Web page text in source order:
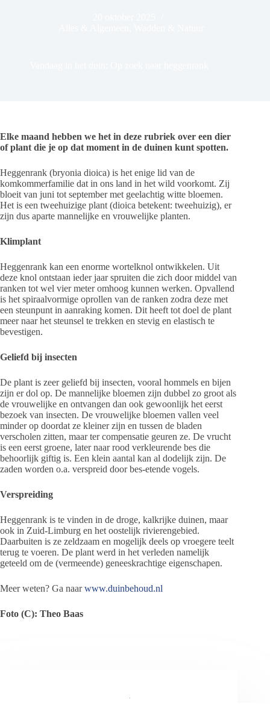
Elke maand hebben we het in deze rubriek over een dier
of plant die je op dat moment in de duinen kunt spotten.
Heggenrank (bryonia dioica) is het enige lid van de
komkommerfamilie dat in ons land in het wild voorkomt. Zij
bloeit van juni tot september met geelachtig witte bloemen.
Het is een tweehuizige plant (dioica betekent: tweehuizig), er
zijn dus aparte mannelijke en vrouwelijke planten.
Klimplant
Heggenrank kan een enorme wortelknol ontwikkelen. Uit
deze knol ontstaan ieder jaar spruiten die zich door middel van
ranken tot wel vier meter omhoog kunnen werken. Opvallend
is het spiraalvormige oprollen van de ranken zodra deze met
een steunpunt in aanraking komen. Dit heeft tot doel de plant
meer naar het steunsel te trekken en stevig en elastisch te
bevestigen.
Geliefd bij insecten
De plant is zeer geliefd bij insecten, vooral hommels en bijen
zijn er dol op. De mannelijke bloemen zijn dubbel zo groot als
de vrouwelijke en ontvangen dan ook gewoonlijk het eerst
bezoek van insecten. De vrouwelijke bloemen vallen veel
minder op doordat ze kleiner zijn en tussen de bladen
verscholen zitten, maar ter compensatie geuren ze. De vrucht
is een eerst groene, later naar rood verkleurende bes die
behoorlijk giftig is. Een klein aantal kan al dodelijk zijn. De
zaden worden o.a. verspreid door bes-etende vogels.
Verspreiding
Heggenrank is te vinden in de droge, kalkrijke duinen, maar
ook in Zuid-Limburg en het oostelijk rivierengebied.
Daarbuiten is ze zeldzaam en mogelijk deels op vroegere teelt
terug te voeren. De plant werd in het verleden namelijk
geteeld om de (vermeende) geneeskrachtige eigenschapen.
Meer weten? Ga naarwww.duinbehoud.nl
Foto (C): Theo Baas